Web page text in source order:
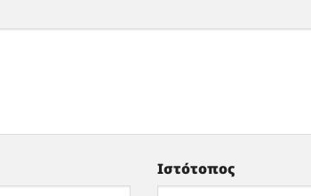
Ιστότοπος